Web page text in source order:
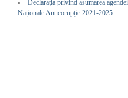
Declarația privind asumarea
Naționale Anticorupție 2021-2025